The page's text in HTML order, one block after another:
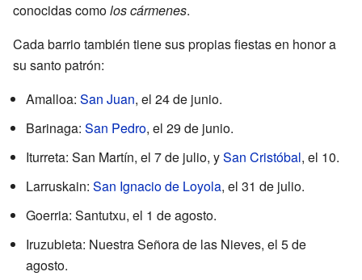
conocidas comolos cármenes.
Cada barrio también tiene sus propias fiestas en honor a
su santo patrón:
Amalloa: San Juan, el 24 de junio.
Barinaga: San Pedro, el 29 de junio.
Iturreta: San Martín, el 7 de julio, ySan Cristóbal, el 10.
Larruskain: San Ignacio de Loyola, el 31 de julio.
Goerria: Santutxu, el 1 de agosto.
Iruzubieta: Nuestra Señora de las Nieves, el 5 de
agosto.